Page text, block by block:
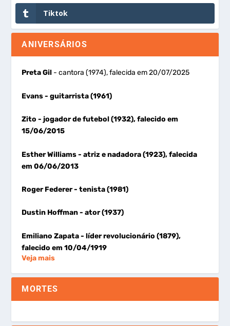
Tiktok
ANIVERSÁRIOS
Preta Gil - cantora (1974), falecida em 20/07/2025
Evans- guitarrista (1961)
Zito- jogador de futebol (1932), falecido em
15/06/2015
Esther Williams- atriz e nadadora (1923), falecida
em 06/06/2013
Roger Federer- tenista (1981)
Dustin Hoffman- ator (1937)
Emiliano Zapata- líder revolucionário (1879),
falecido em 10/04/1919
Veja mais
MORTES